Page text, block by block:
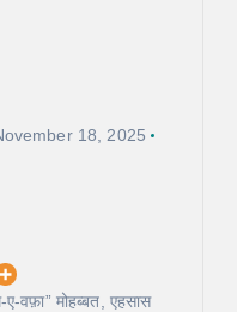
18, 2025
वफ़ा” मोहब्बत, एहसास